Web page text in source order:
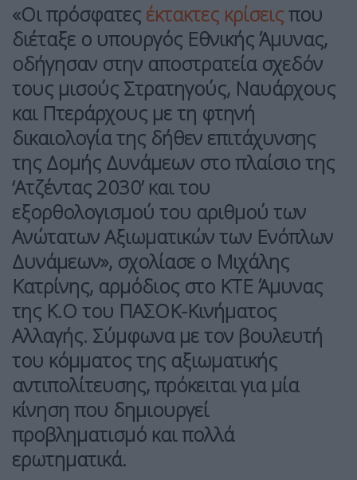
«Οι πρόσφατες έκτακτες κρίσειςπου
διέταξε ο υπουργός Εθνικής Άμυνας,
οδήγησαν στην αποστρατεία σχεδόν
τους μισούς Στρατηγούς, Ναυάρχους
και Πτεράρχους με τη φτηνή
δικαιολογία της δήθεν επιτάχυνσης
της Δομής Δυνάμεων στο πλαίσιο της
‘Ατζέντας 2030’ και του
εξορθολογισμού του αριθμού των
Ανώτατων Αξιωματικών των Ενόπλων
Δυνάμεων», σχολίασε ο Μιχάλης
Κατρίνης, αρμόδιος στο ΚΤΕ Άμυνας
της Κ.Ο του ΠΑΣΟΚ-Κινήματος
Αλλαγής. Σύμφωνα με τον βουλευτή
του κόμματος της αξιωματικής
αντιπολίτευσης, πρόκειται για μία
κίνηση που δημιουργεί
προβληματισμό και πολλά
ερωτηματικά.